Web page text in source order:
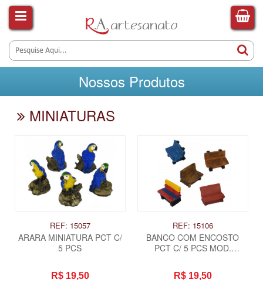
Nossos Produtos
MINIATURAS
REF: 15057
ARARA MINIATURA PCT C/
5 PCS
R$ 19,50
REF: 15106
BANCO COM ENCOSTO
PCT C/ 5 PCS MOD.
R$ 19,50